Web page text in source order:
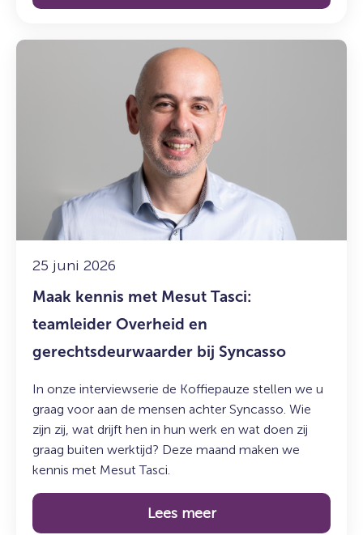
25 juni 2026
Maak kennis met Mesut Tasci:
teamleider Overheid en
gerechtsdeurwaarder bij Syncasso
In onze interviewserie de Koffiepauze stellen we u
graag voor aan de mensen achter Syncasso. Wie
zijn zij, wat drijft hen in hun werk en wat doen zij
graag buiten werktijd? Deze maand maken we
kennis met Mesut Tasci.
Lees meer
Lees
teamleider
Overheid
en
gerechtsdeurwaarder
Syncasso